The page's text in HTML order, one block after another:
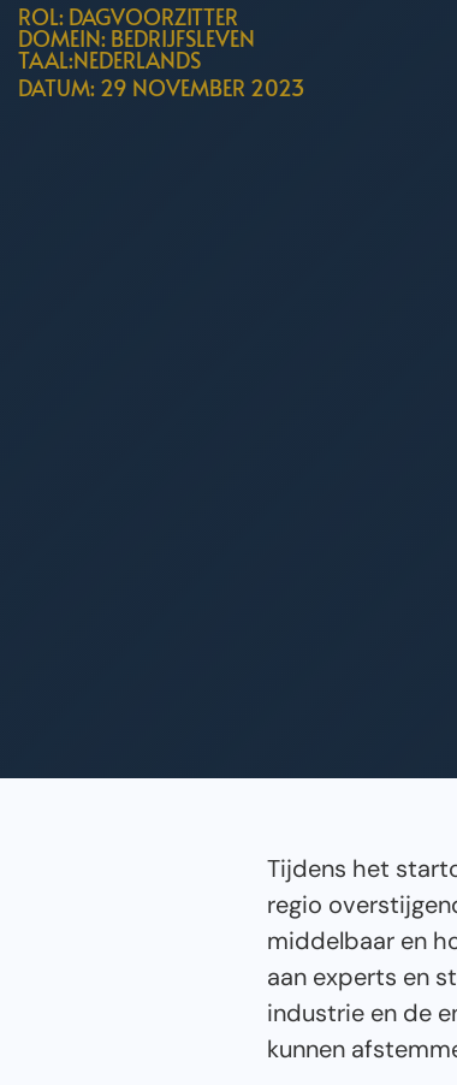
ROL: DAGVOORZITTER
DOMEIN: BEDRIJFSLEVEN
TAAL:NEDERLANDS
DATUM: 29 NOVEMBER 2023
Tijdens het
regio
middelbaar en
aan experts en
industrie en de
kunnen